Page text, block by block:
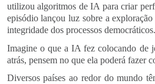
utilizou algoritmos de IA para criar
episódio lançou luz sobre a
integridade dos processos democráticos.
Imagine o que a IA fez colocando de
atrás, pensem no que ela poderá fazer
Diversos países ao redor do mundo